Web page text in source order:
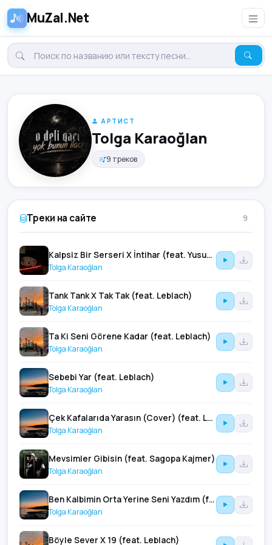
MuZal.Net
АРТИСТ
Tolga Karaoğlan
9 треков
Треки на сайте 9
Kalpsiz Bir Serseri X İntihar (feat. Yusuflex & Leblach)
Tolga Karaoğlan
Tank Tank X Tak Tak (feat. Leblach)
Tolga Karaoğlan
Ta Ki Seni Görene Kadar (feat. Leblach)
Tolga Karaoğlan
Sebebi Yar (feat. Leblach)
Tolga Karaoğlan
Çek Kafalarıda Yarasın (Cover) (feat. Leblach)
Tolga Karaoğlan
Mevsimler Gibisin (feat. Sagopa Kajmer)
Tolga Karaoğlan
Ben Kalbimin Orta Yerine Seni Yazdım (feat. Leblach)
Tolga Karaoğlan
Böyle Sever X 19 (feat. Leblach)